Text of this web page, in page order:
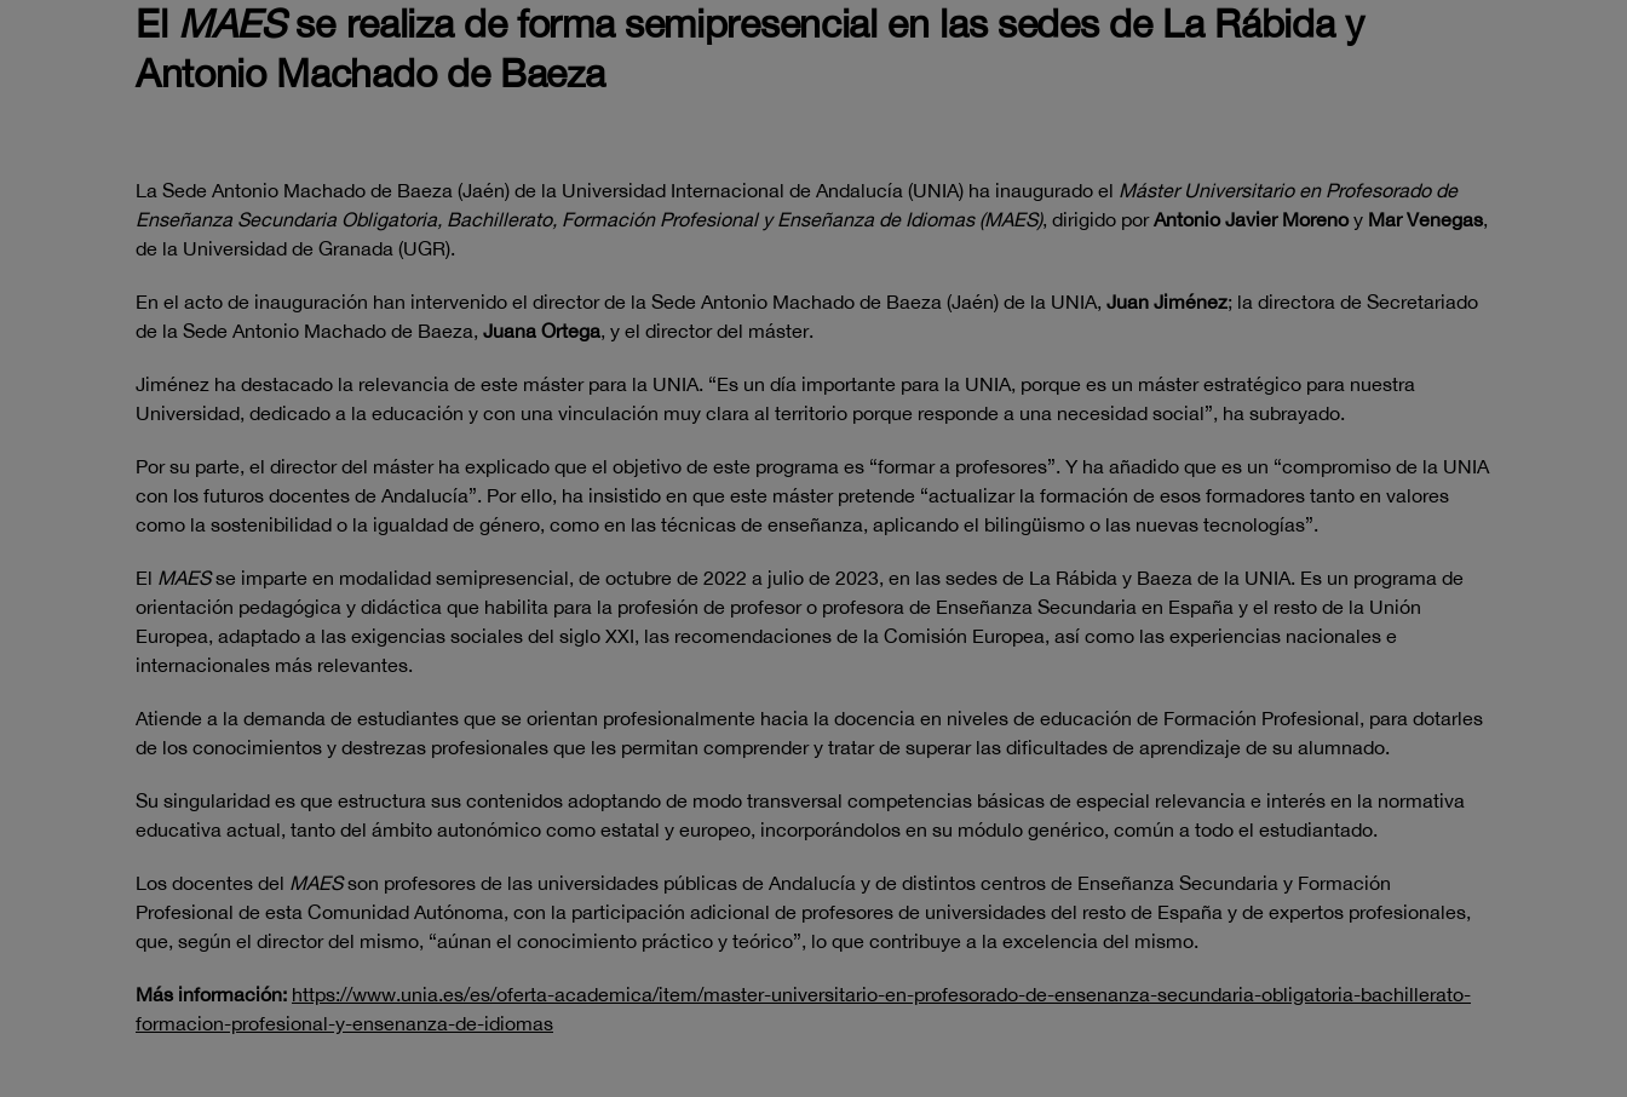
El MAESse realiza de forma semipresencial en las sedes de La Rábida y
Antonio Machado de Baeza
La Sede Antonio Machado de Baeza (Jaén) de la Universidad Internacional de Andalucía (UNIA) ha inaugurado el Máster Universitario en Profesorado de
Enseñanza Secundaria Obligatoria, Bachillerato, Formación Profesional y Enseñanza de Idiomas (MAES), dirigido porAntonio Javier Morenoy Mar Venegas,
de la Universidad de Granada (UGR).
En el acto de inauguración han intervenido el director de la Sede Antonio Machado de Baeza (Jaén) de la UNIA, Juan Jiménez; la directora de Secretariado
de la Sede Antonio Machado de Baeza, Juana Ortega, y el director del máster.
Jiménez ha destacado la relevancia de este máster para la UNIA. “Es un día importante para la UNIA, porque es un máster estratégico para nuestra
Universidad, dedicado a la educación y con una vinculación muy clara al territorio porque responde a una necesidad social”, ha subrayado.
Por su parte, el director del máster ha explicado que el objetivo de este programa es “formar a profesores”. Y ha añadido que es un “compromiso de la UNIA
con los futuros docentes de Andalucía”. Por ello, ha insistido en que este máster pretende “actualizar la formación de esos formadores tanto en valores
como la sostenibilidad o la igualdad de género, como en las técnicas de enseñanza, aplicando el bilingüismo o las nuevas tecnologías”.
El MAESse imparte en modalidad semipresencial, de octubre de 2022 a julio de 2023, en las sedes de La Rábida y Baeza de la UNIA. Es un programa de
orientación pedagógica y didáctica que habilita para la profesión de profesor o profesora de Enseñanza Secundaria en España y el resto de la Unión
Europea, adaptado a las exigencias sociales del siglo XXI, las recomendaciones de la Comisión Europea, así como las experiencias nacionales e
internacionales más relevantes.
Atiende a la demanda de estudiantes que se orientan profesionalmente hacia la docencia en niveles de educación de Formación Profesional, para dotarles
de los conocimientos y destrezas profesionales que les permitan comprender y tratar de superar las dificultades de aprendizaje de su alumnado.
Su singularidad es que estructura sus contenidos adoptando de modo transversal competencias básicas de especial relevancia e interés en la normativa
educativa actual, tanto del ámbito autonómico como estatal y europeo, incorporándolos en su módulo genérico, común a todo el estudiantado.
Los docentes del MAESson profesores de las universidades públicas de Andalucía y de distintos centros de Enseñanza Secundaria y Formación
Profesional de esta Comunidad Autónoma, con la participación adicional de profesores de universidades del resto de España y de expertos profesionales,
que, según el director del mismo, “aúnan el conocimiento práctico y teórico”, lo que contribuye a la excelencia del mismo.
Más información: https://www.unia.es/es/oferta-academica/item/master-universitario-en-profesorado-de-ensenanza-secundaria-obligatoria-bachillerato-
formacion-profesional-y-ensenanza-de-idiomas